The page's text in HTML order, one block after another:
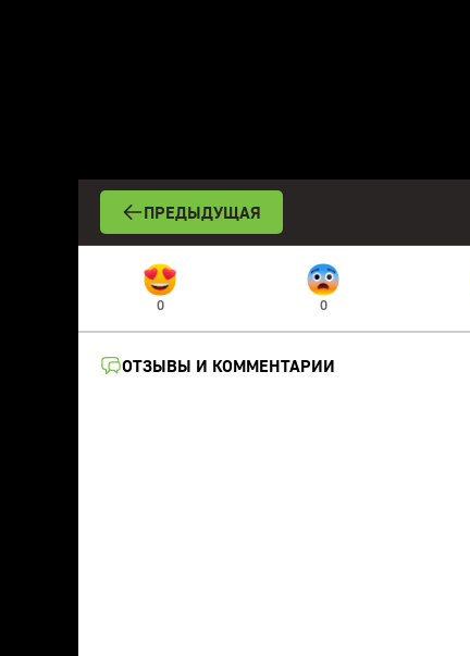
ПРЕДЫДУЩАЯ
0 0
ОТЗЫВЫ И КОММЕНТАРИИ